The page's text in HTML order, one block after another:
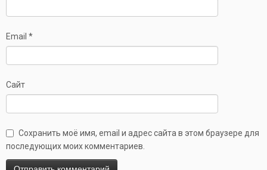
Email *
Сайт
Сохранить моё имя, email и адрес сайта в этом браузере для
последующих моих комментариев.